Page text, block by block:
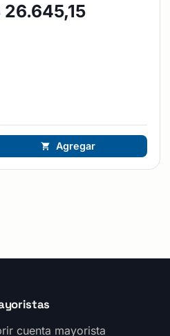
26.645,15
Agregar
cuenta mayorista